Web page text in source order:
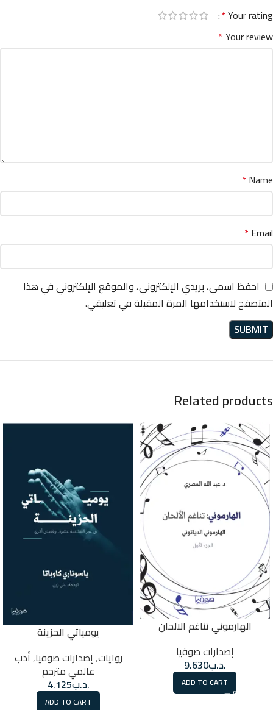
Your rating
*
Your review
*
Name
*
Email
*
احفظ اسمي، بريدي الإلكتروني، والموقع الإلكتروني في هذا
المتصفح لاستخدامها المرة المقبلة في تعليقي.
Related products
الهارموني تناغم الالحان
إصدارات صوفيا
.د.ب9.630
ADD TO CART
يومياتي الحزينة
روايات,إصدارات صوفيا,أدب
عالمي مترجم
.د.ب4.125
ADD TO CART